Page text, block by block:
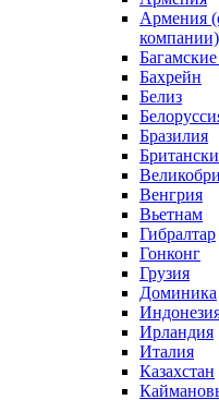
Армения
компании)
Бахрейн
Белиз
Бразилия
Венгрия
Вьетнам
Гибралтар
Гонконг
Грузия
Доминика
Ирландия
Италия
Казахстан